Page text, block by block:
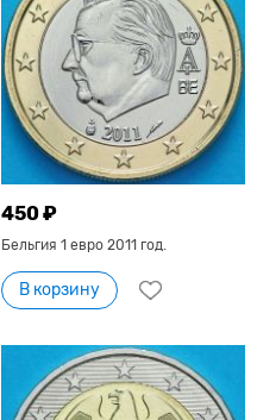
450 ₽
Бельгия 1 евро 2011 год.
В корзину